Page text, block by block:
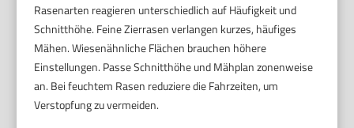
Rasenarten reagieren unterschiedlich auf Häufigkeit und
Schnitthöhe. Feine Zierrasen verlangen kurzes, häufiges
Mähen. Wiesenähnliche Flächen brauchen höhere
Einstellungen. Passe Schnitthöhe und Mähplan zonenweise
an. Bei feuchtem Rasen reduziere die Fahrzeiten, um
Verstopfung zu vermeiden.